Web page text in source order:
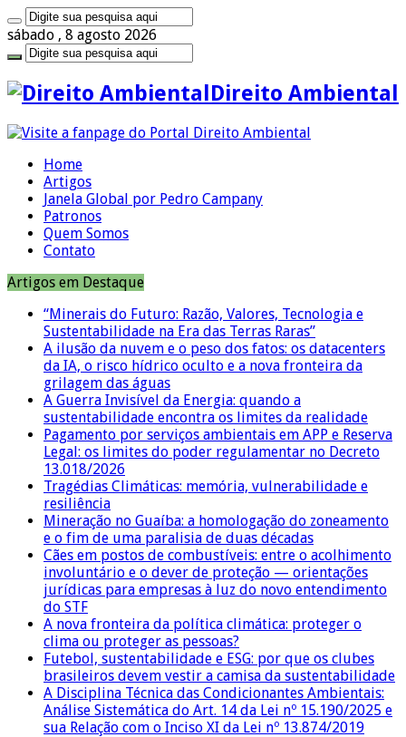
sábado , 8 agosto 2026
Direito Ambiental
Home
Artigos
Janela Global por Pedro Campany
Patronos
Quem Somos
Contato
Artigos em Destaque
“Minerais do Futuro: Razão, Valores, Tecnologia e
Sustentabilidade na Era das Terras Raras”
A ilusão da nuvem e o peso dos fatos: os datacenters
da IA, o risco hídrico oculto e a nova fronteira da
grilagem das águas
A Guerra Invisível da Energia: quando a
sustentabilidade encontra os limites da realidade
Pagamento por serviços ambientais em APP e Reserva
Legal: os limites do poder regulamentar no Decreto
13.018/2026
Tragédias Climáticas: memória, vulnerabilidade e
resiliência
Mineração no Guaíba: a homologação do zoneamento
e o fim de uma paralisia de duas décadas
Cães em postos de combustíveis: entre o acolhimento
involuntário e o dever de proteção — orientações
jurídicas para empresas à luz do novo entendimento
do STF
A nova fronteira da política climática: proteger o
clima ou proteger as pessoas?
Futebol, sustentabilidade e ESG: por que os clubes
brasileiros devem vestir a camisa da sustentabilidade
A Disciplina Técnica das Condicionantes Ambientais:
Análise Sistemática do Art. 14 da Lei nº 15.190/2025 e
sua Relação com o Inciso XI da Lei nº 13.874/2019